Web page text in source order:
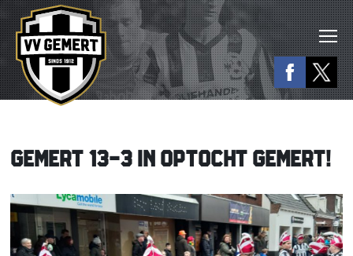
GEMERT 13-3 IN OPTOCHT GEMERT!